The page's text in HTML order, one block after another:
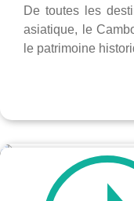
De toutes les
asiatique, le
le patrimoine